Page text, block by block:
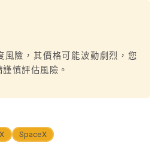
風險，其價格可能波動劇烈，您
慎評估風險。
SpaceX